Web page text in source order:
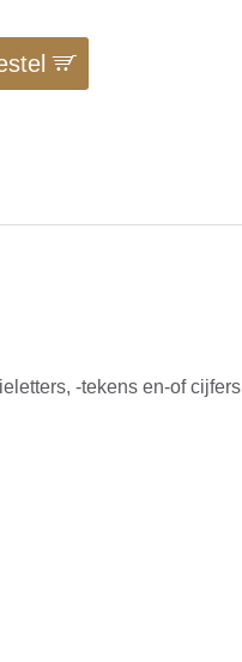
-tekens en-of cijfers